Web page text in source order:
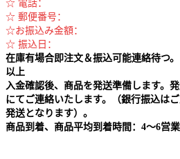
☆ 電話：
☆ 郵便番号：
☆お振込み金額：
☆ 振込日：
在庫有場合即注文＆振込可能連絡待つ。
以上
入金確認後、商品を発送準備します。
にてご連絡いたします。（銀行振込は
発送となります）。
商品到着、商品平均到着時間：4～6営業